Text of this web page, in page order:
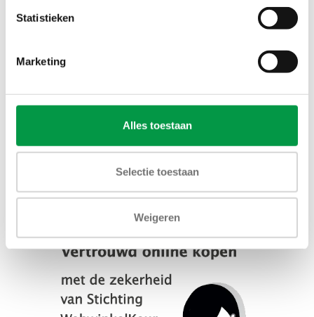
Statistieken
Marketing
Alles toestaan
Selectie toestaan
Weigeren